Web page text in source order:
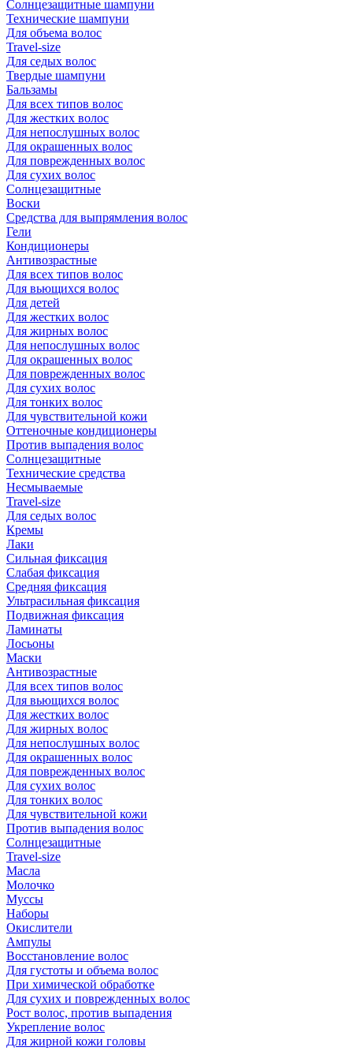
Солнцезащитные шампуни
Технические шампуни
Для объема волос
Travel-size
Для седых волос
Твердые шампуни
Бальзамы
Для всех типов волос
Для жестких волос
Для непослушных волос
Для окрашенных волос
Для поврежденных волос
Для сухих волос
Солнцезащитные
Воски
Средства для выпрямления волос
Гели
Кондиционеры
Антивозрастные
Для всех типов волос
Для вьющихся волос
Для детей
Для жестких волос
Для жирных волос
Для непослушных волос
Для окрашенных волос
Для поврежденных волос
Для сухих волос
Для тонких волос
Для чувствительной кожи
Оттеночные кондиционеры
Против выпадения волос
Солнцезащитные
Технические средства
Несмываемые
Travel-size
Для седых волос
Кремы
Лаки
Сильная фиксация
Слабая фиксация
Средняя фиксация
Ультрасильная фиксация
Подвижная фиксация
Ламинаты
Лосьоны
Маски
Антивозрастные
Для всех типов волос
Для вьющихся волос
Для жестких волос
Для жирных волос
Для непослушных волос
Для окрашенных волос
Для поврежденных волос
Для сухих волос
Для тонких волос
Для чувствительной кожи
Против выпадения волос
Солнцезащитные
Travel-size
Масла
Молочко
Муссы
Наборы
Окислители
Ампулы
Восстановление волос
Для густоты и объема волос
При химической обработке
Для сухих и поврежденных волос
Рост волос, против выпадения
Укрепление волос
Для жирной кожи головы